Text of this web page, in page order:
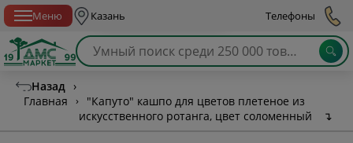
Меню Казань Телефоны
Назад ›
Главная
›
"Капуто" кашпо для цветов плетеное из
искусственного ротанга, цвет соломенный
↴